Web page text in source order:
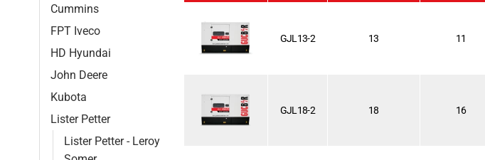
Cummins
FPT Iveco
HD Hyundai
John Deere
Kubota
Lister Petter
Lister Petter - Leroy
GJL13-2 13 11
GJL18-2 18 16